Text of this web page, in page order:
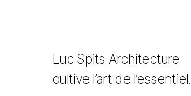
Luc Spits Architecture
cultive l’art de l’essentiel.